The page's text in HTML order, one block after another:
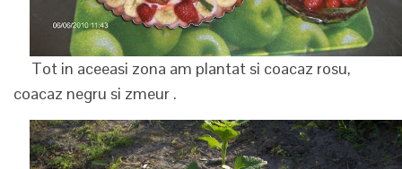
Tot in aceeasi zona am plantat si coacaz rosu,
coacaz negru si zmeur .